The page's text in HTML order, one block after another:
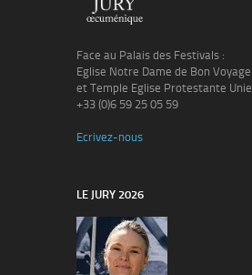
Face au Palais des Festivals :
Eglise Notre Dame de Bon Voyage
et Temple Eglise Protestante Unie
+33 (0)6 59 25 05 59
Ecrivez-nous
LE JURY 2026